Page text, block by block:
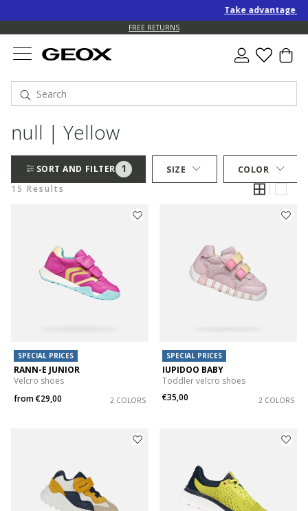
Take advantage of an
FREE RETURNS
null | Yellow
SORT AND FILTER 1 SIZE
COLOR
15 Results
SPECIAL PRICES
RANN-E JUNIOR
Velcro shoes
from€29,00 2 COLORS
SPECIAL PRICES
IUPIDOO BABY
Toddler velcro shoes
€35,00
2 COLORS